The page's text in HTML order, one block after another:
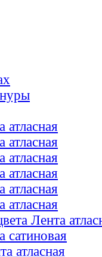
Лента
сатиновая
атласная